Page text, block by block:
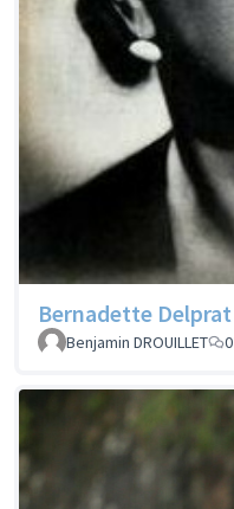
Bernadette Delprat
Benjamin DROUILLET 0